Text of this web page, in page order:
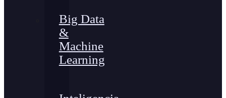
Big Data
&
Machine
Learning